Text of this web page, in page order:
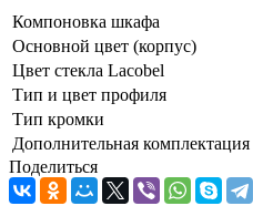
Компоновка шкафа
Основной цвет (корпус)
Цвет стекла Lacobel
Тип и цвет профиля
Тип кромки
Дополнительная комплектация
Поделиться